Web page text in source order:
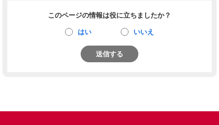
このページの情報は役に立ちましたか？
はい いいえ
送信する